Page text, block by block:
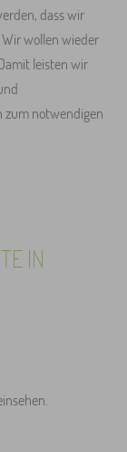
dass wir
wollen wieder
leisten wir
notwendigen
IN